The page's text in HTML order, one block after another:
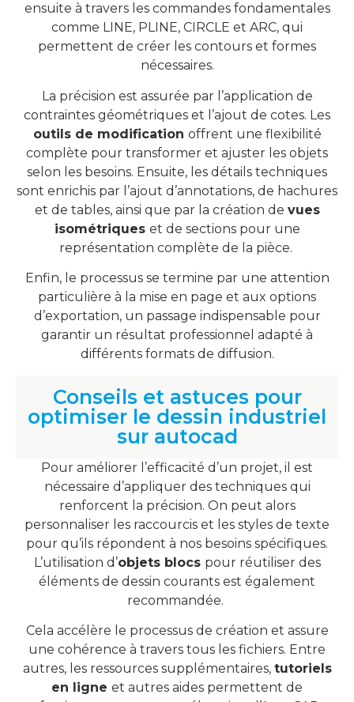
ensuite à travers les commandes fondamentales
comme LINE, PLINE, CIRCLE et ARC, qui
permettent de créer les contours et formes
nécessaires.
La précision est assurée par l’application de
contraintes géométriques et l’ajout de cotes. Les
outils de modification offrent une flexibilité
complète pour transformer et ajuster les objets
selon les besoins. Ensuite, les détails techniques
sont enrichis par l’ajout d’annotations, de hachures
et de tables, ainsi que par la création de vues
isométriques et de sections pour une
représentation complète de la pièce.
Enfin, le processus se termine par une attention
particulière à la mise en page et aux options
d’exportation, un passage indispensable pour
garantir un résultat professionnel adapté à
différents formats de diffusion.
Conseils et astuces pour
optimiser le dessin industriel
sur autocad
Pour améliorer l’efficacité d’un projet, il est
nécessaire d’appliquer des techniques qui
renforcent la précision. On peut alors
personnaliser les raccourcis et les styles de texte
pour qu’ils répondent à nos besoins spécifiques.
L’utilisation d’objets blocs pour réutiliser des
éléments de dessin courants est également
recommandée.
Cela accélère le processus de création et assure
une cohérence à travers tous les fichiers. Entre
autres, les ressources supplémentaires, tutoriels
en ligne et autres aides permettent de